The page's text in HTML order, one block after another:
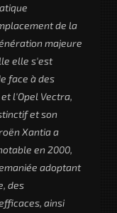
de la
majeure
elle s'est
face à des
l'Opel Vectra,
et son
Xantia a
en 2000,
adoptant
des
ainsi